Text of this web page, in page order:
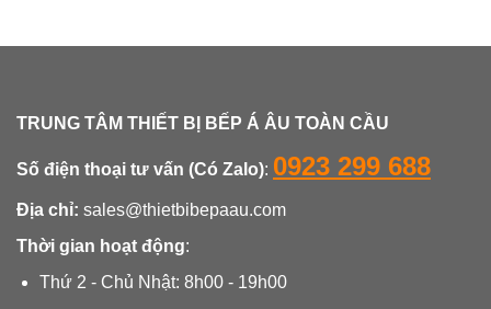
TRUNG TÂM THIẾT BỊ BẾP Á ÂU TOÀN CẦU
Số điện thoại tư vấn (Có Zalo): 0923 299 688
Địa chỉ: sales@thietbibepaau.com
Thời gian hoạt động:
Thứ 2 - Chủ Nhật: 8h00 - 19h00